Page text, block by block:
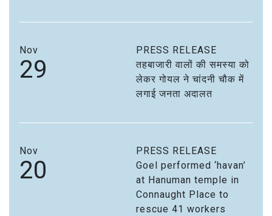
Nov
29
PRESS RELEASE
तहबाजारी वालों की समस्या को
लेकर गोयल ने चांदनी चौक में
लगाई जनता अदालत
Nov
20
PRESS RELEASE
Goel performed ‘havan’
at Hanuman temple in
Connaught Place to
rescue 41 workers